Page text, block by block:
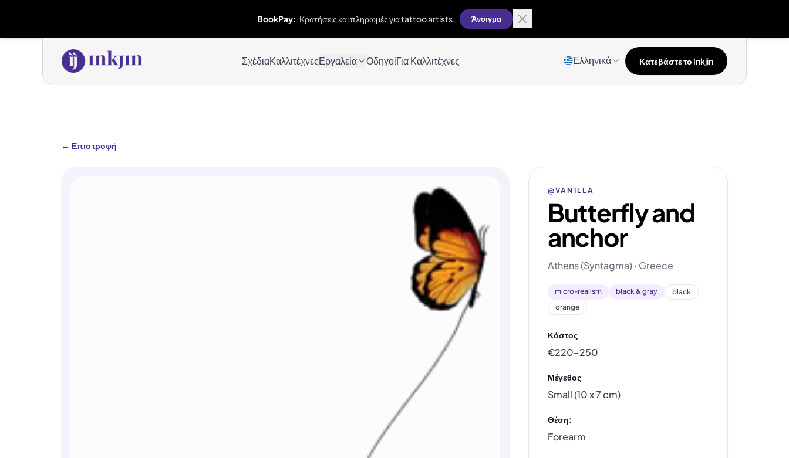
BookPay: Κρατήσεις και πληρωμές για tattoo artists. Άνοιγμα
ΣχέδιαΚαλλιτέχνεςΕργαλεία ΟδηγοίΓια Καλλιτέχνες Ελληνικά Κατεβάστε το Inkjin
← Επιστροφή
@VANILLA
Butterfly and
anchor
Athens (Syntagma) · Greece
micro-realism black & gray
black
orange
Κόστος
€220–250
Μέγεθος
Small (10 x 7 cm)
Θέση:
Forearm